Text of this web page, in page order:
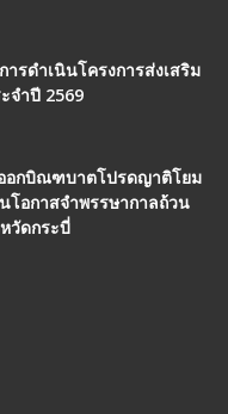
รดำเนินโครงการส่งเสริม
จำปี 2569
อกบิณฑบาตโปรดญาติโยม
โอกาสจำพรรษากาลถ้วน
วัดกระบี่